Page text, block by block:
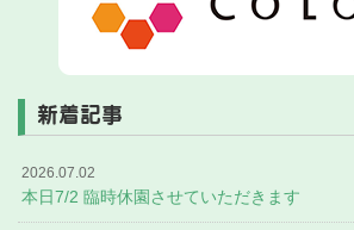
新着記事
2026.07.02
本日7/2 臨時休園させていただきます